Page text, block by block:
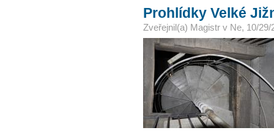
Prohlídky Velké
Zveřejnil(a) Magistrv Ne, 10/29/